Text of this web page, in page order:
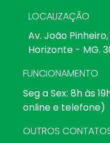
LOCALIZAÇÃO
Av. João
Horizonte - MG.
FUNCIONAMENTO
Seg a Sex: 8h às
online e telefone)
OUTROS